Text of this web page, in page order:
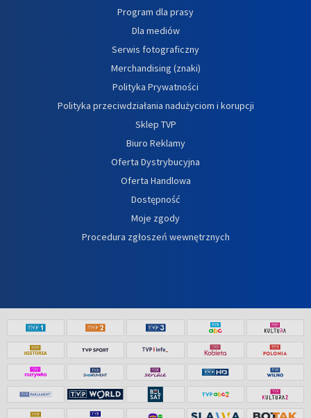
Program dla prasy
Dla mediów
Serwis fotograficzny
Merchandising (znaki)
Polityka Prywatności
Polityka przeciwdziałania nadużyciom i korupcji
Sklep TVP
Biuro Reklamy
Oferta Dystrybucyjna
Oferta Handlowa
Dostępność
Moje zgody
Procedura zgłoszeń wewnętrznych